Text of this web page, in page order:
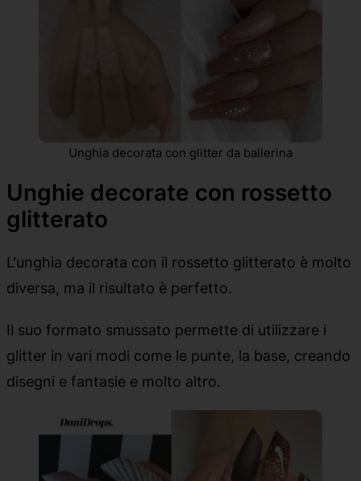
Unghia decorata con glitter da ballerina
Unghie decorate con rossetto
glitterato
L'unghia decorata con il rossetto glitterato è molto
diversa, ma il risultato è perfetto.
Il suo formato smussato permette di utilizzare i
glitter in vari modi come le punte, la base, creando
disegni e fantasie e molto altro.